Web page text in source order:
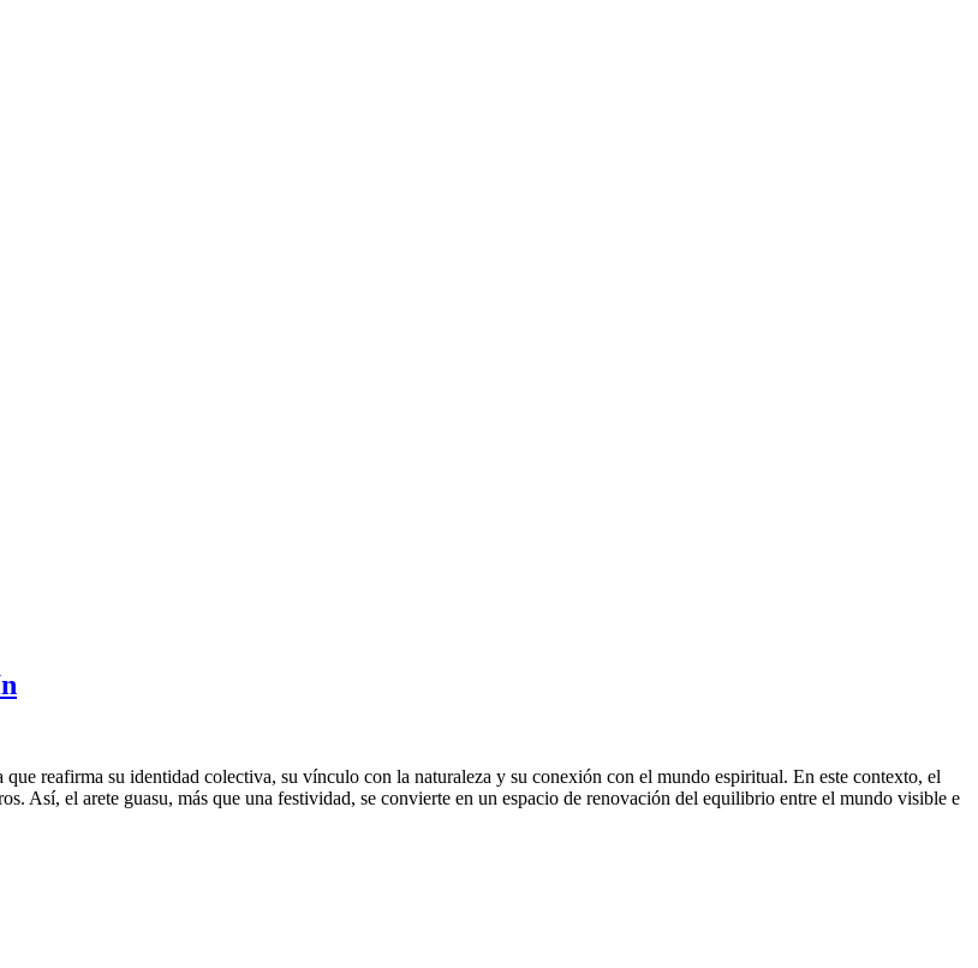
reafirma su identidad colectiva, su vínculo con la naturaleza y su conexión con el mundo espiritual. En este contexto, el
Así, el arete guasu, más que una festividad, se convierte en un espacio de renovación del equilibrio entre el mundo visible e